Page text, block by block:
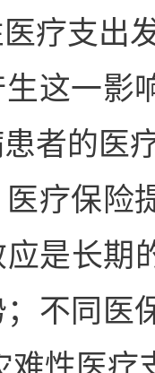
疗支出
这一影
者的医
疗保险
是长期
不同医